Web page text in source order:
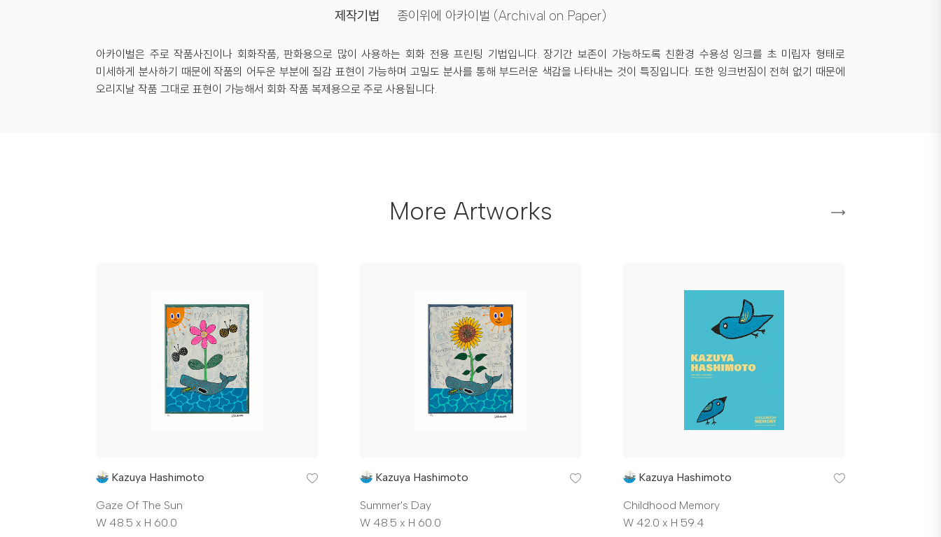
제작기법 종이위에 아카이벌 (Archival on Paper)
아카이벌은 주로 작품사진이나 회화작품, 판화용으로 많이 사용하는 회화 전용 프린팅 기법입니다. 장기간 보존이 가능하도록 친환경 수용성 잉크를 초 미립자 형태로
미세하게 분사하기 때문에 작품의 어두운 부분에 질감 표현이 가능하며 고밀도 분사를 통해 부드러운 색감을 나타내는 것이 특징입니다. 또한 잉크번짐이 전혀 없기 때문에
오리지날 작품 그대로 표현이 가능해서 회화 작품 복제용으로 주로 사용됩니다.
More Artworks
Kazuya Hashimoto
Gaze Of The Sun
W 48.5 x H 60.0
Kazuya Hashimoto
Summer's Day
W 48.5 x H 60.0
Kazuya Hashimoto
Childhood Memory
W 42.0 x H 59.4